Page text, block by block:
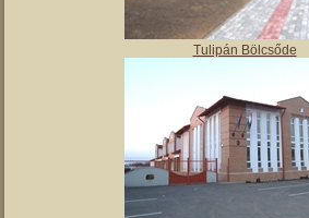
Polgármesteri hivatal